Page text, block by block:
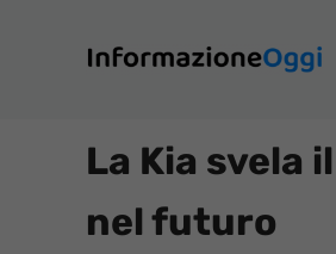
contenuto
La Kia svela
nel futuro